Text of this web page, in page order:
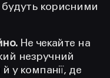
будуть корисними
Не чекайте на
незручний
у компанії, де